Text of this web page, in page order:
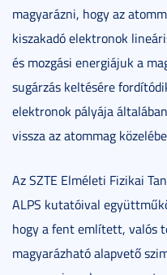
magyarázni, hogy az
kiszakadó elektronok
és mozgási energiájuk a
sugárzás keltésére
elektronok pályája
vissza az atommag
Az SZTE Elméleti Fizikai
ALPS kutatóival
hogy a fent említett, valós
magyarázható alapvető